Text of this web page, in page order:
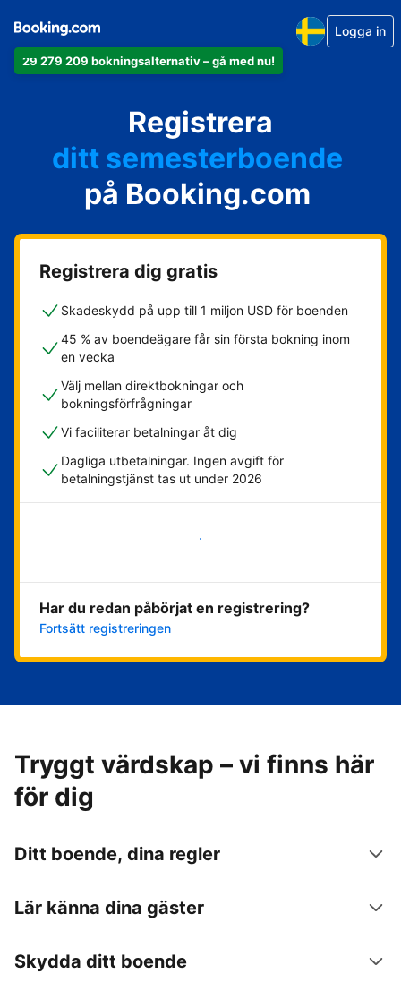
29 279 209 bokningsalternativ – gå med nu!
Logga in
Registrera
din lägenhet
ditt hotell
ditt semesterboende
din camping
ditt B&B
på Booking.com
Registrera dig gratis
Skadeskydd på upp till 1 miljon USD för boenden
45 % av boendeägare får sin första bokning inom
en vecka
Välj mellan direktbokningar och
bokningsförfrågningar
Vi faciliterar betalningar åt dig
Dagliga utbetalningar. Ingen avgift för
betalningstjänst tas ut under 2026
Kom igång nu
Har du redan påbörjat en registrering?
Fortsätt registreringen
Tryggt värdskap – vi finns här
för dig
Ditt boende, dina regler
Lär känna dina gäster
Skydda ditt boende